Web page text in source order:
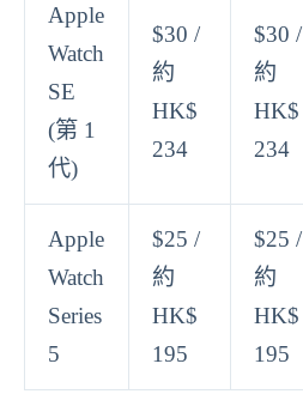
Apple
Watch
SE
(第 1
代)
$30 /
約
HK$
234
$30 /
約
HK$
234
Apple
Watch
Series
5
$25 /
約
HK$
195
$25 /
約
HK$
195